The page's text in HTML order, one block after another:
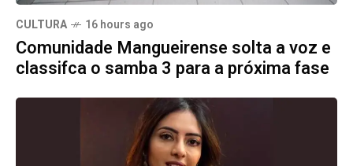
CULTURA 16 hours ago
Comunidade Mangueirense solta a voz e
classifca o samba 3 para a próxima fase